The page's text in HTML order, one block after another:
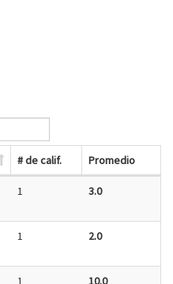
# de calif. Promedio
1 3.0
1 2.0
1 10.0